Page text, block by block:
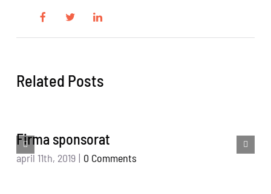
Related Posts
Firma sponsorat
april 11th, 2019 | 0 Comments